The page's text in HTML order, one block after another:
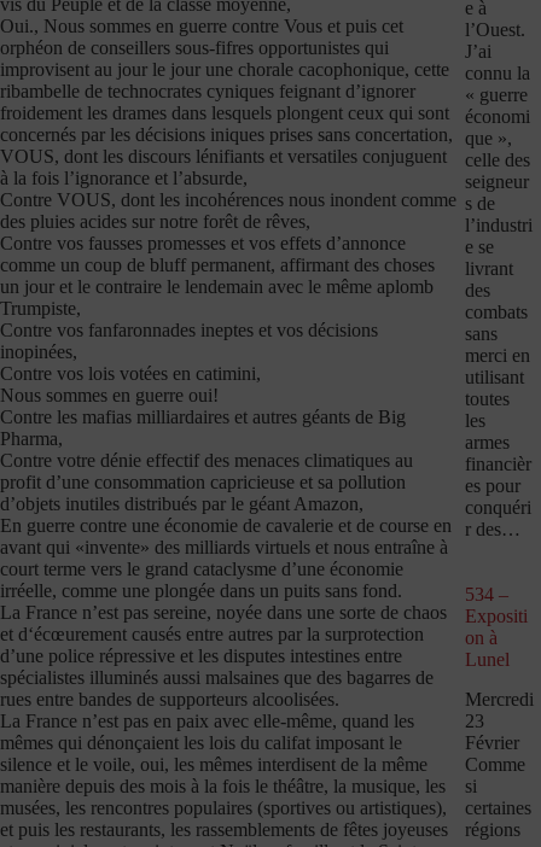
vis du Peuple et de la classe moyenne,
Oui., Nous sommes en guerre contre Vous et puis cet
orphéon de conseillers sous-fifres opportunistes qui
improvisent au jour le jour une chorale cacophonique, cette
ribambelle de technocrates cyniques feignant d’ignorer
froidement les drames dans lesquels plongent ceux qui sont
concernés par les décisions iniques prises sans concertation,
VOUS, dont les discours lénifiants et versatiles conjuguent
à la fois l’ignorance et l’absurde,
Contre VOUS, dont les incohérences nous inondent comme
des pluies acides sur notre forêt de rêves,
Contre vos fausses promesses et vos effets d’annonce
comme un coup de bluff permanent, affirmant des choses
un jour et le contraire le lendemain avec le même aplomb
Trumpiste,
Contre vos fanfaronnades ineptes et vos décisions
inopinées,
Contre vos lois votées en catimini,
Nous sommes en guerre oui!
Contre les mafias milliardaires et autres géants de Big
Pharma,
Contre votre dénie effectif des menaces climatiques au
profit d’une consommation capricieuse et sa pollution
d’objets inutiles distribués par le géant Amazon,
En guerre contre une économie de cavalerie et de course en
avant qui «invente» des milliards virtuels et nous entraîne à
court terme vers le grand cataclysme d’une économie
irréelle, comme une plongée dans un puits sans fond.
La France n’est pas sereine, noyée dans une sorte de chaos
et d‘écœurement causés entre autres par la surprotection
d’une police répressive et les disputes intestines entre
spécialistes illuminés aussi malsaines que des bagarres de
rues entre bandes de supporteurs alcoolisées.
La France n’est pas en paix avec elle-même, quand les
mêmes qui dénonçaient les lois du califat imposant le
silence et le voile, oui, les mêmes interdisent de la même
manière depuis des mois à la fois le théâtre, la musique, les
musées, les rencontres populaires (sportives ou artistiques),
et puis les restaurants, les rassemblements de fêtes joyeuses
e à
l’Ouest.
J’ai
connu la
« guerre
économi
que »,
celle des
seigneur
s de
l’industri
e se
livrant
des
combats
sans
merci en
utilisant
toutes
les
armes
financièr
es pour
conquéri
r des…
534 –
Expositi
on à
Lunel
Mercredi
23
Février
Comme
si
certaines
régions